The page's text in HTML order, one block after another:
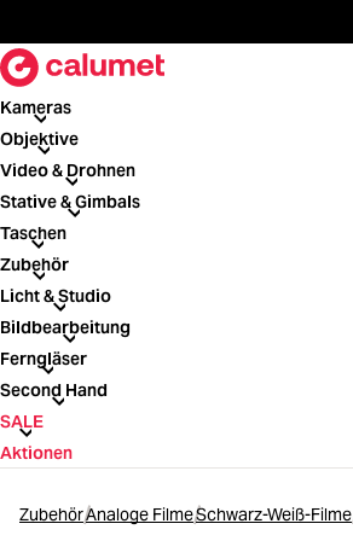
Kameras
Kameras
Objektive
Objektive
Video & Drohnen
Video & Drohnen
Stative & Gimbals
Stative & Gimbals
Taschen
Taschen
Zubehör
Zubehör
Licht & Studio
Licht & Studio
Bildbearbeitung
Bildbearbeitung
Ferngläser
Ferngläser
Second Hand
Second Hand
SALE
SALE
Aktionen
ZubehörAnaloge FilmeSchwarz-Weiß-Filme